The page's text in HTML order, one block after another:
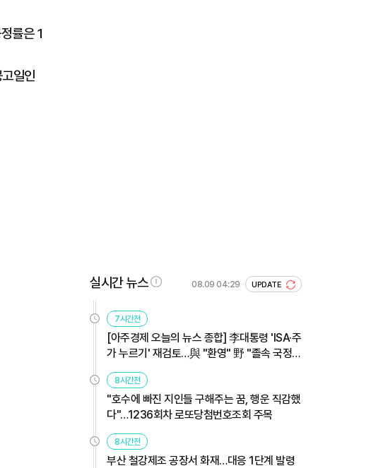
률은 1
일인
실시간 뉴스 08.09 04:29 UPDATE
7시간전
[아주경제 오늘의 뉴스 종합] 李대통령 'ISA·주
가 누르기' 재검토…與 "환영" 野 "졸속 국정"
外
8시간전
"호수에 빠진 지인들 구해주는 꿈, 행운 직감했
다"…1236회차 로또당첨번호조회 주목
8시간전
부산 철강제조 공장서 화재…대응 1단계 발령